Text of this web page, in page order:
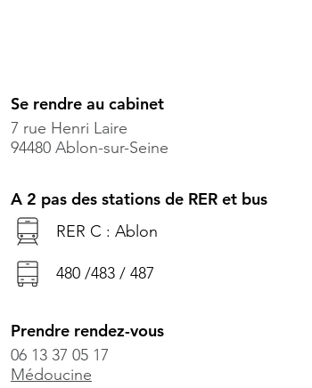
Se rendre au cabinet
7 rue Henri Laire
94480 Ablon-sur-Seine
A 2 pas des stations de RER et bus
RER C : Ablon
480 /483 / 487
Prendre rendez-vous
06 13 37 05 17
Médoucine